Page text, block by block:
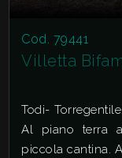
Cod. 79441
Villetta
Todi-
Al piano terra
piccola cantina.